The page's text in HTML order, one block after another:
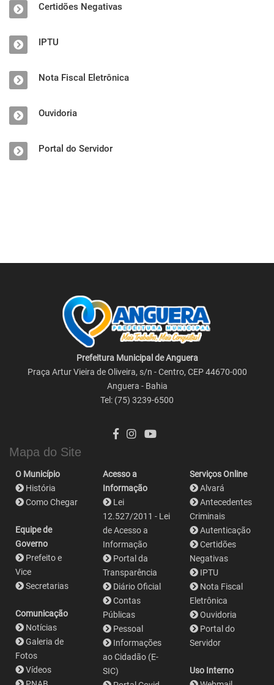
Certidões Negativas
IPTU
Nota Fiscal Eletrônica
Ouvidoria
Portal do Servidor
Prefeitura Municipal de Anguera
Praça Artur Vieira de Oliveira, s/n - Centro, CEP 44670-000
Anguera - Bahia
Tel: (75) 3239-6500
Mapa do Site
O Município
História
Como Chegar
Equipe de
Governo
Prefeito e
Vice
Secretarias
Comunicação
Notícias
Galeria de
Fotos
Vídeos
Acesso a
Informação
Lei
12.527/2011 - Lei
de Acesso a
Informação
Portal da
Transparência
Diário Oficial
Contas
Públicas
Pessoal
Informações
ao Cidadão (E-
SIC)
Serviços Online
Alvará
Antecedentes
Criminais
Autenticação
Certidões
Negativas
IPTU
Nota Fiscal
Eletrônica
Ouvidoria
Portal do
Servidor
Uso Interno